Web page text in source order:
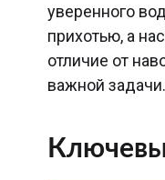
уверенного
прихотью, а
отличие от
важной задачи.